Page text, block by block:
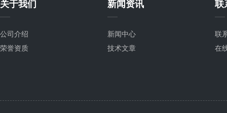
关于我们
公司介绍
荣誉资质
新闻资讯
新闻中心
技术文章
联
联
在